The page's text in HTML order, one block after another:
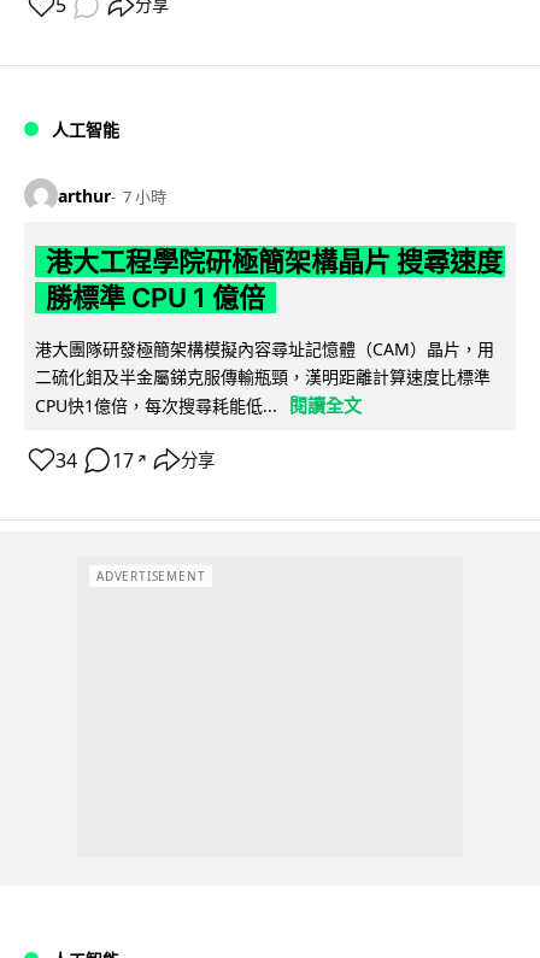
5 分享
人工智能
arthur 7 小時
港大工程學院研極簡架構晶片 搜尋速度
勝標準 CPU 1 億倍
港大團隊研發極簡架構模擬內容尋址記憶體（CAM）晶片，用
二硫化鉬及半金屬銻克服傳輸瓶頸，漢明距離計算速度比標準
CPU快1億倍，每次搜尋耗能低...
閱讀全文
34 17 ↗ 分享
ADVERTISEMENT